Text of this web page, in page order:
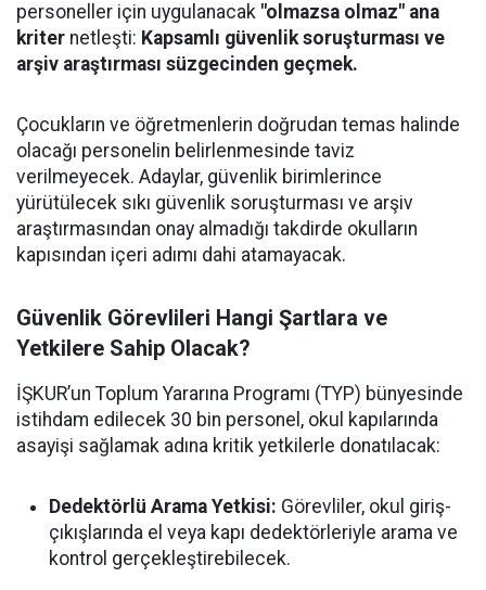
personeller için uygulanacak "olmazsa olmaz" ana
kriter netleşti: Kapsamlı güvenlik soruşturması ve
arşiv araştırması süzgecinden geçmek.
Çocukların ve öğretmenlerin doğrudan temas halinde
olacağı personelin belirlenmesinde taviz
verilmeyecek. Adaylar, güvenlik birimlerince
yürütülecek sıkı güvenlik soruşturması ve arşiv
araştırmasından onay almadığı takdirde okulların
kapısından içeri adımı dahi atamayacak.
Güvenlik Görevlileri Hangi Şartlara ve
Yetkilere Sahip Olacak?
İŞKUR’un Toplum Yararına Programı (TYP) bünyesinde
istihdam edilecek 30 bin personel, okul kapılarında
asayişi sağlamak adına kritik yetkilerle donatılacak:
Dedektörlü Arama Yetkisi: Görevliler, okul giriş-
çıkışlarında el veya kapı dedektörleriyle arama ve
kontrol gerçekleştirebilecek.